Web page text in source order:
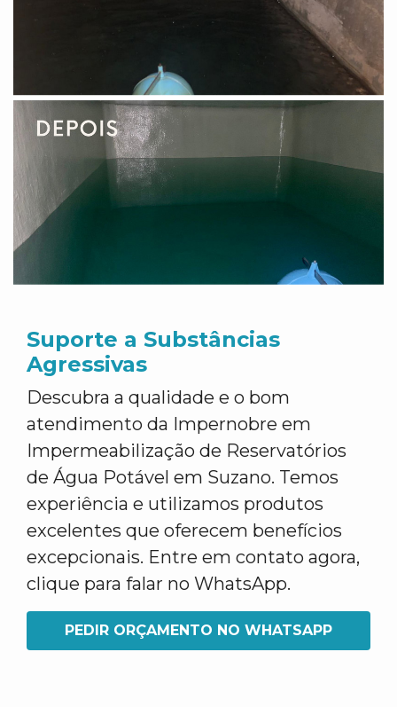
Suporte a Substâncias
Agressivas
Descubra a qualidade e o bom
atendimento da Impernobre em
Impermeabilização de Reservatórios
de Água Potável em Suzano. Temos
experiência e utilizamos produtos
excelentes que oferecem benefícios
excepcionais. Entre em contato agora,
clique para falar no WhatsApp.
PEDIR ORÇAMENTO NO WHATSAPP